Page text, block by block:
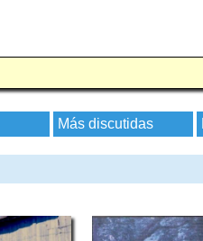
Más discutidas